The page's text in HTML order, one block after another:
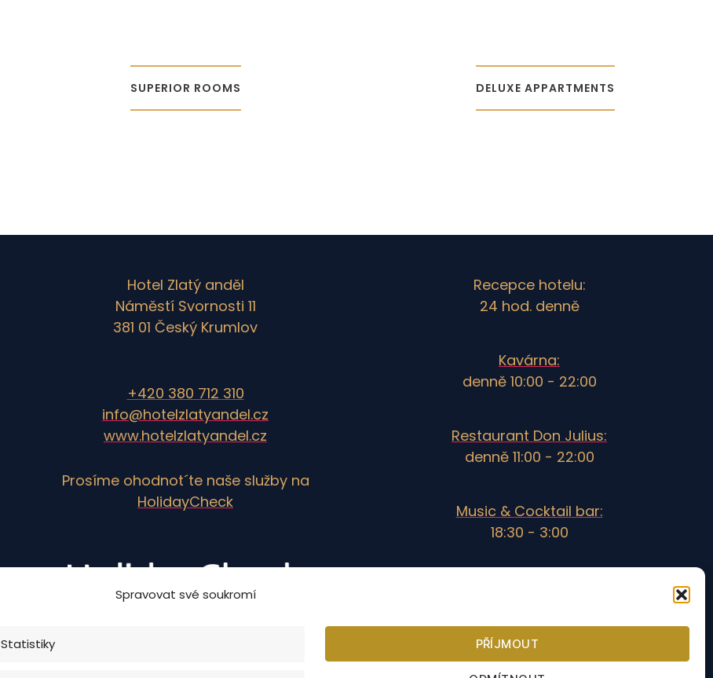
Spravovat své soukromí
Statistiky PŘÍJMOUT
SUPERIOR ROOMS DELUXE APPARTMENTS
Hotel Zlatý anděl
Náměstí Svornosti 11
381 01 Český Krumlov
+420 380 712 310
info@hotelzlatyandel.cz
www.hotelzlatyandel.cz
Prosíme ohodnot´te naše služby na
HolidayCheck
Recepce hotelu:
24 hod. denně
Kavárna:
denně 10:00 - 22:00
Restaurant Don Julius:
denně 11:00 - 22:00
Music & Cocktail bar:
18:30 - 3:00